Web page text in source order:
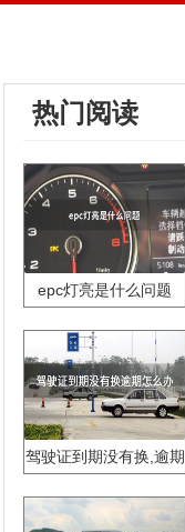
热门阅读
epc灯亮是什么问题
驾驶证到期没有换,逾期